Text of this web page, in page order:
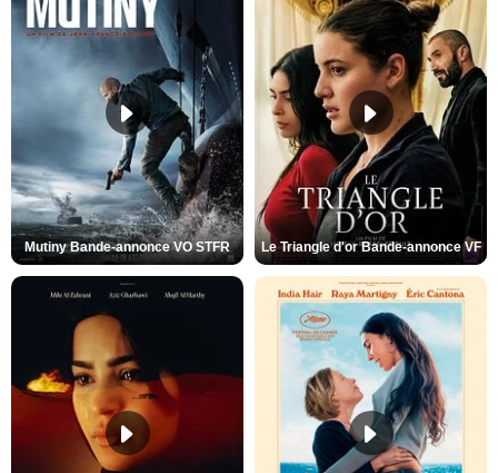
Mutiny Bande-annonce VO STFR Le Triangle d'or Bande-annonce VF